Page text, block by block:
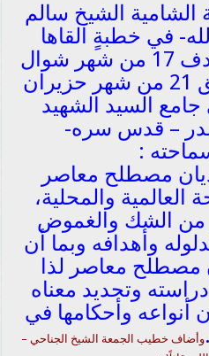
الشيخ سالم
في خطبةٍ القاها
اليوم الجمعة المصادف 17 من شهر شوال
1440هجرية الموافق 21 من شهر حزيران
في جامع السيد الشهيد
– قدس سره-
:
مصطلح معاصر
والمحلية،
من الشك والغموض
وأهدافه وبما أن
مصطلح معاصر لذا
وتحديد معناه
أنواعه وأحكامها في
وأضاف خطيب الجمعة الشيخ الجناحي –